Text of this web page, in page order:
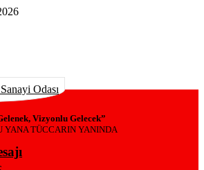
Vizyonlu Gelecek”
YANA TÜCCARIN YANINDA